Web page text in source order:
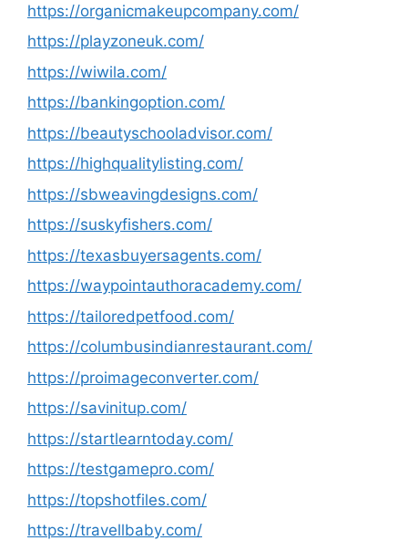
https://organicmakeupcompany.com/
https://playzoneuk.com/
https://wiwila.com/
https://bankingoption.com/
https://beautyschooladvisor.com/
https://highqualitylisting.com/
https://sbweavingdesigns.com/
https://suskyfishers.com/
https://texasbuyersagents.com/
https://waypointauthoracademy.com/
https://tailoredpetfood.com/
https://columbusindianrestaurant.com/
https://proimageconverter.com/
https://savinitup.com/
https://startlearntoday.com/
https://testgamepro.com/
https://topshotfiles.com/
https://travellbaby.com/